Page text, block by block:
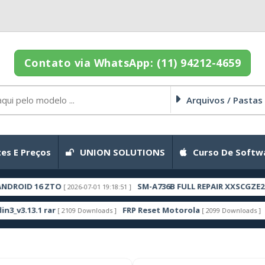
Contato via WhatsApp: (11) 94212-4659
Arquivos / Pastas
E Preços UNION SOLUTIONS Curso De
ZTO [ 2026-07-01 19:18:51 ] SM-A736B FULL REPAIR XXSCGZE2
rar [ 2109 Downloads ] FRP Reset Motorola [ 2099 Downloads ] Rescue